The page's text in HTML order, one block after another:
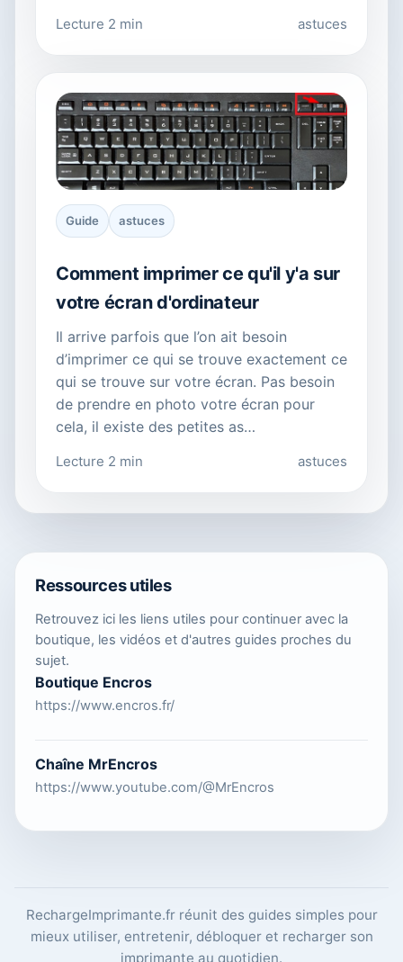
Lecture 2 min astuces
Guide astuces
Comment imprimer ce qu'il y'a sur
votre écran d'ordinateur
Il arrive parfois que l’on ait besoin
d’imprimer ce qui se trouve exactement ce
qui se trouve sur votre écran. Pas besoin
de prendre en photo votre écran pour
cela, il existe des petites as…
Lecture 2 min astuces
Ressources utiles
Retrouvez ici les liens utiles pour continuer avec la
boutique, les vidéos et d'autres guides proches du
sujet.
Boutique Encros
https://www.encros.fr/
Chaîne MrEncros
https://www.youtube.com/@MrEncros
RechargeImprimante.fr réunit des guides simples pour
mieux utiliser, entretenir, débloquer et recharger son
imprimante au quotidien.